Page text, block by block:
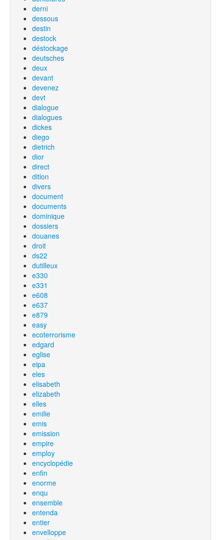
derni
dessous
destin
destock
déstockage
deutsches
deux
devant
devenez
devt
dialogue
dialogues
dickes
diego
dietrich
dior
direct
dition
divers
document
documents
dominique
dossiers
douanes
droit
ds22
dutilleux
e330
e331
e608
e637
e879
easy
ecoterrorisme
edgard
eglise
eipa
eles
elisabeth
elizabeth
elles
emilie
emis
emission
empire
employ
encyclopédie
enfin
enorme
enqu
ensemble
entenda
entier
envelloppe